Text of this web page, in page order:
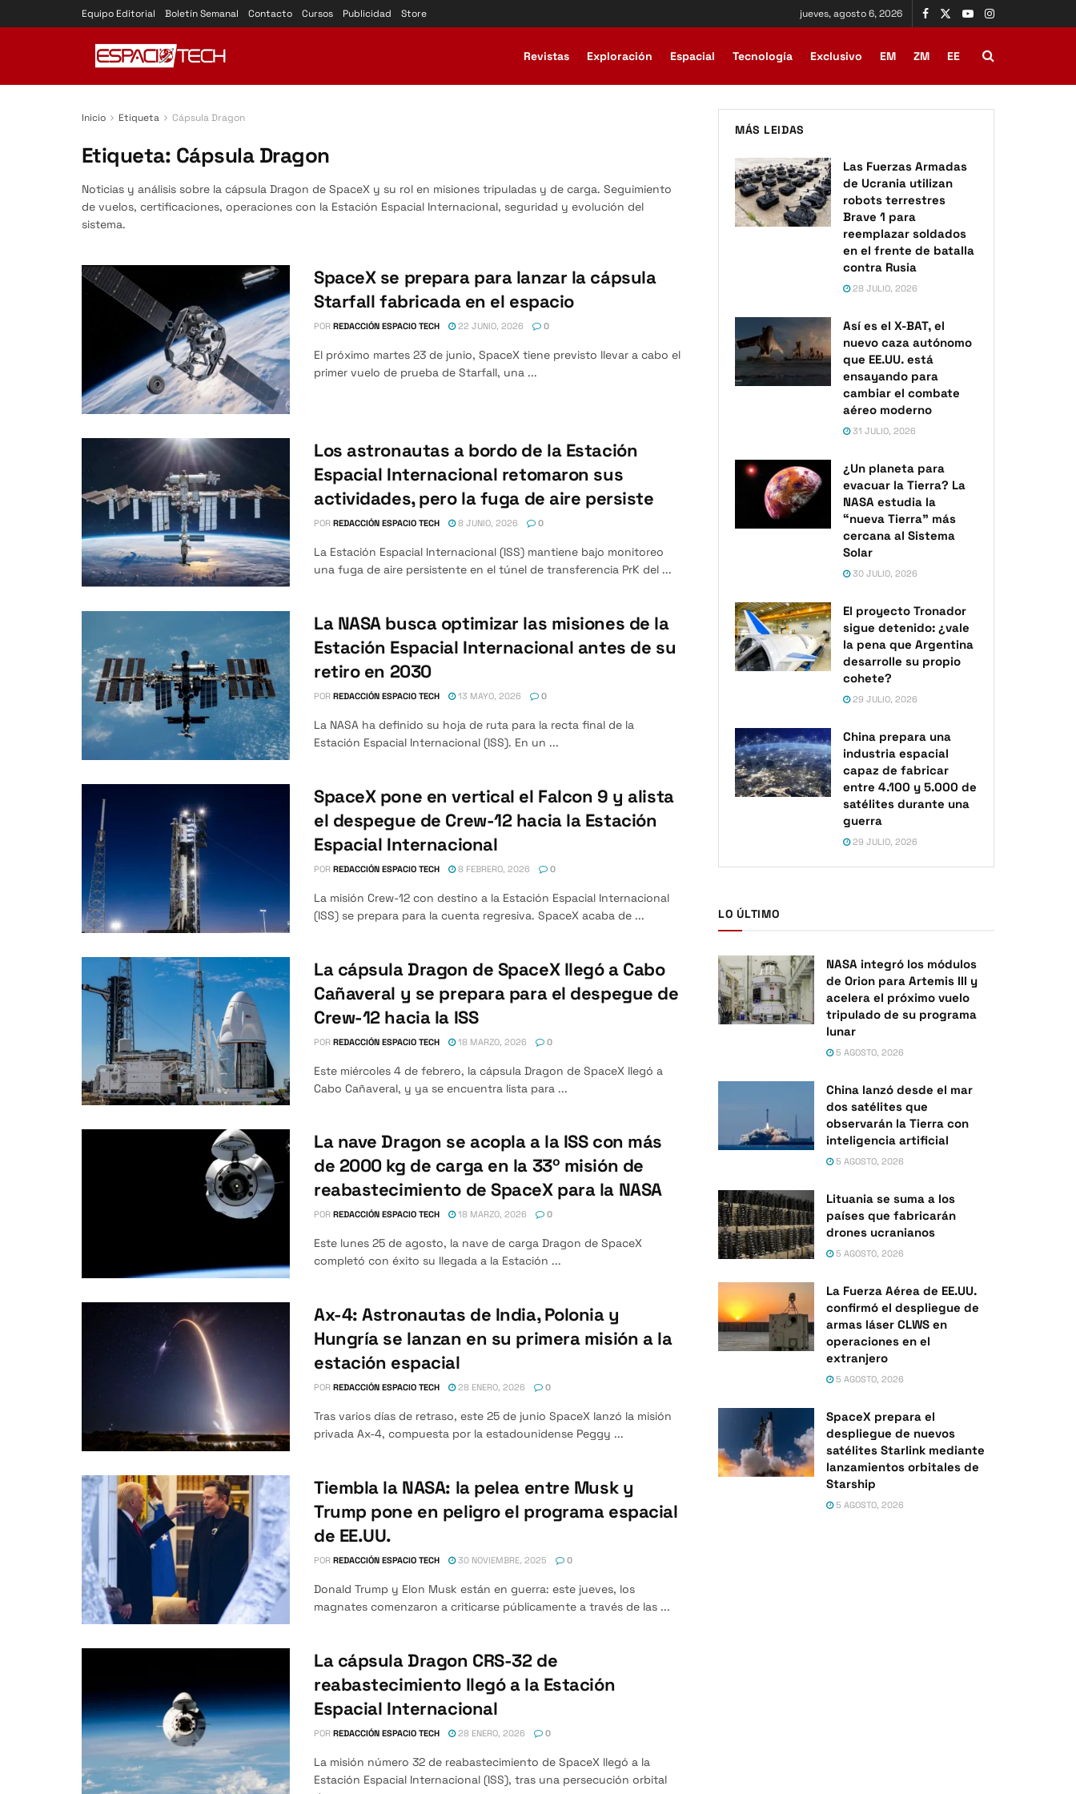
Equipo Editorial Boletín Semanal Contacto Cursos Publicidad Store jueves, agosto 6, 2026
Revistas Exploración Espacial Tecnología Exclusivo EM ZM EE
Inicio Etiqueta Cápsula Dragon
Etiqueta: Cápsula Dragon
Noticias y análisis sobre la cápsula Dragon de SpaceX y su rol en misiones tripuladas y de carga. Seguimiento
de vuelos, certificaciones, operaciones con la Estación Espacial Internacional, seguridad y evolución del
sistema.
SpaceX se prepara para lanzar la cápsula
Starfall fabricada en el espacio
POR REDACCIÓN ESPACIO TECH 22 JUNIO, 2026 0
El próximo martes 23 de junio, SpaceX tiene previsto llevar a cabo el
primer vuelo de prueba de Starfall, una ...
Los astronautas a bordo de la Estación
Espacial Internacional retomaron sus
actividades, pero la fuga de aire persiste
POR REDACCIÓN ESPACIO TECH 8 JUNIO, 2026 0
La Estación Espacial Internacional (ISS) mantiene bajo monitoreo
una fuga de aire persistente en el túnel de transferencia PrK del ...
La NASA busca optimizar las misiones de la
Estación Espacial Internacional antes de su
retiro en 2030
POR REDACCIÓN ESPACIO TECH 13 MAYO, 2026 0
La NASA ha definido su hoja de ruta para la recta final de la
Estación Espacial Internacional (ISS). En un ...
SpaceX pone en vertical el Falcon 9 y alista
el despegue de Crew-12 hacia la Estación
Espacial Internacional
POR REDACCIÓN ESPACIO TECH 8 FEBRERO, 2026 0
La misión Crew-12 con destino a la Estación Espacial Internacional
(ISS) se prepara para la cuenta regresiva. SpaceX acaba de ...
La cápsula Dragon de SpaceX llegó a Cabo
Cañaveral y se prepara para el despegue de
Crew-12 hacia la ISS
POR REDACCIÓN ESPACIO TECH 18 MARZO, 2026 0
Este miércoles 4 de febrero, la cápsula Dragon de SpaceX llegó a
Cabo Cañaveral, y ya se encuentra lista para ...
La nave Dragon se acopla a la ISS con más
de 2000 kg de carga en la 33º misión de
reabastecimiento de SpaceX para la NASA
POR REDACCIÓN ESPACIO TECH 18 MARZO, 2026 0
Este lunes 25 de agosto, la nave de carga Dragon de SpaceX
completó con éxito su llegada a la Estación ...
Ax-4: Astronautas de India, Polonia y
Hungría se lanzan en su primera misión a la
estación espacial
POR REDACCIÓN ESPACIO TECH 28 ENERO, 2026 0
Tras varios días de retraso, este 25 de junio SpaceX lanzó la misión
privada Ax-4, compuesta por la estadounidense Peggy ...
Tiembla la NASA: la pelea entre Musk y
Trump pone en peligro el programa espacial
de EE.UU.
POR REDACCIÓN ESPACIO TECH 30 NOVIEMBRE, 2025 0
Donald Trump y Elon Musk están en guerra: este jueves, los
magnates comenzaron a criticarse públicamente a través de las ...
La cápsula Dragon CRS-32 de
reabastecimiento llegó a la Estación
Espacial Internacional
POR REDACCIÓN ESPACIO TECH 28 ENERO, 2026 0
La misión número 32 de reabastecimiento de SpaceX llegó a la
Estación Espacial Internacional (ISS), tras una persecución orbital
MÁS LEIDAS
Las Fuerzas Armadas
de Ucrania utilizan
robots terrestres
Brave 1 para
reemplazar soldados
en el frente de batalla
contra Rusia
28 JULIO, 2026
Así es el X-BAT, el
nuevo caza autónomo
que EE.UU. está
ensayando para
cambiar el combate
aéreo moderno
31 JULIO, 2026
¿Un planeta para
evacuar la Tierra? La
NASA estudia la
“nueva Tierra” más
cercana al Sistema
Solar
30 JULIO, 2026
El proyecto Tronador
sigue detenido: ¿vale
la pena que Argentina
desarrolle su propio
cohete?
29 JULIO, 2026
China prepara una
industria espacial
capaz de fabricar
entre 4.100 y 5.000 de
satélites durante una
guerra
29 JULIO, 2026
LO ÚLTIMO
NASA integró los módulos
de Orion para Artemis III y
acelera el próximo vuelo
tripulado de su programa
lunar
5 AGOSTO, 2026
China lanzó desde el mar
dos satélites que
observarán la Tierra con
inteligencia artificial
5 AGOSTO, 2026
Lituania se suma a los
países que fabricarán
drones ucranianos
5 AGOSTO, 2026
La Fuerza Aérea de EE.UU.
confirmó el despliegue de
armas láser CLWS en
operaciones en el
extranjero
5 AGOSTO, 2026
SpaceX prepara el
despliegue de nuevos
satélites Starlink mediante
lanzamientos orbitales de
Starship
5 AGOSTO, 2026